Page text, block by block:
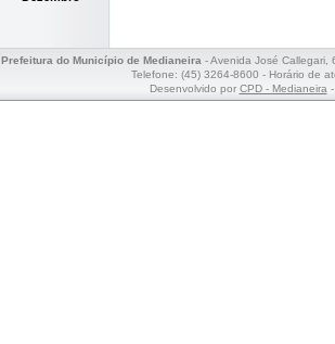
Prefeitura do Município de Medianeira- Avenida José Callegari,
Telefone: (45) 3264-8600 - Horário de
Desenvolvido por CPD - Medianeira-